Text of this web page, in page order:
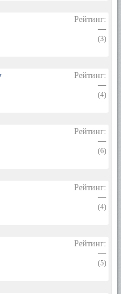
Рейтинг:
—
(3)
Рейтинг:
—
(4)
Рейтинг:
—
(6)
Рейтинг:
—
(4)
Рейтинг:
—
(5)